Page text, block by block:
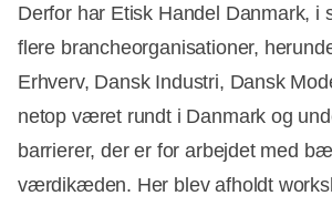
Derfor har Etisk Handel Danmark, i
flere brancheorganisationer,
Erhverv, Dansk Industri, Dansk
netop været rundt i Danmark og
barrierer, der er for arbejdet med
værdikæden. Her blev afholdt